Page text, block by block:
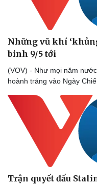
Những vũ khí
binh 9/5 tới
(VOV) - Như mọi năm
hoành tráng vào Ngày
Trận quyết đấu